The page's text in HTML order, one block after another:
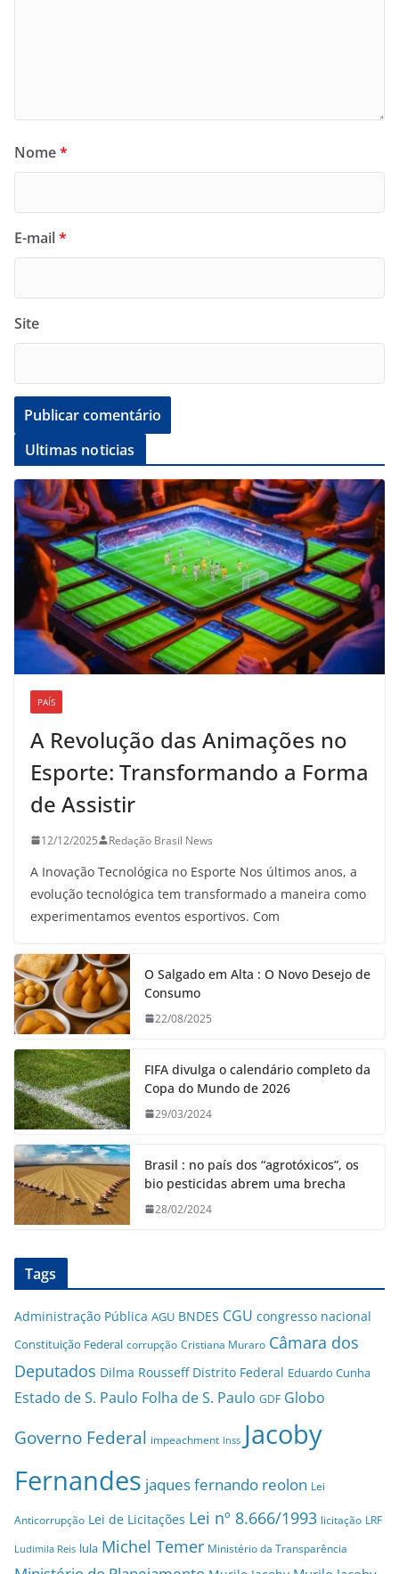
Nome*
E-mail*
Site
Ultimas noticias
PAÍS
A Revolução das Animações no
Esporte: Transformando a Forma
de Assistir
12/12/2025 Redação Brasil News
A Inovação Tecnológica no Esporte Nos últimos anos, a
evolução tecnológica tem transformado a maneira como
experimentamos eventos esportivos. Com
O Salgado em Alta : O Novo Desejo de
Consumo
22/08/2025
FIFA divulga o calendário completo da
Copa do Mundo de 2026
29/03/2024
Brasil : no país dos “agrotóxicos”, os
bio pesticidas abrem uma brecha
28/02/2024
Tags
Administração Pública AGU BNDES CGU congresso nacional
Constituição Federal corrupção Cristiana Muraro Câmara dos
Deputados Dilma Rousseff Distrito Federal Eduardo Cunha
Estado de S. Paulo Folha de S. Paulo GDF Globo
Governo Federal impeachment inss Jacoby
Fernandes jaques fernando reolon Lei
Anticorrupção Lei de Licitações Lei nº 8.666/1993 licitação LRF
Ludimila Reis lula Michel Temer Ministério da Transparência